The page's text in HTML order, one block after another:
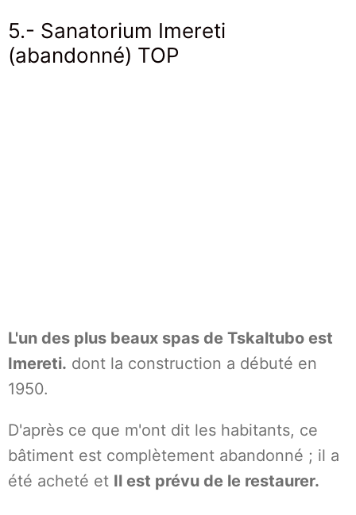
5.- Sanatorium Imereti
(abandonné) TOP
L'un des plus beaux spas de Tskaltubo est
Imereti. dont la construction a débuté en
1950.
D'après ce que m'ont dit les habitants, ce
bâtiment est complètement abandonné ; il a
été acheté et Il est prévu de le restaurer.